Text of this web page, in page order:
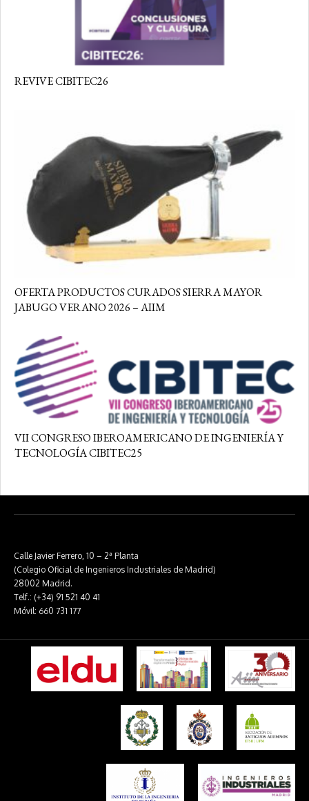
REVIVE CIBITEC26
OFERTA PRODUCTOS CURADOS SIERRA MAYOR
JABUGO VERANO 2026 – AIIM
VII CONGRESO IBEROAMERICANO DE INGENIERÍA Y
TECNOLOGÍA CIBITEC25
Calle Javier Ferrero, 10 – 2ª Planta
(Colegio Oficial de Ingenieros Industriales de Madrid)
28002 Madrid.
Telf.: (+34) 91 521 40 41
Móvil: 660 731 177